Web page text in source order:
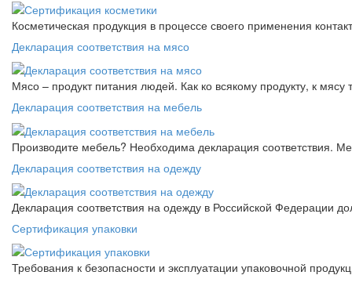
Косметическая продукция в процессе своего применения
Декларация соответствия на мясо
Мясо – продукт питания людей. Как ко всякому продукту, к мясу
Декларация соответствия на мебель
Производите мебель? Необходима декларация соответствия.
Декларация соответствия на одежду
Декларация соответствия на одежду в Российской Федерации
Сертификация упаковки
Требования к безопасности и эксплуатации упаковочной